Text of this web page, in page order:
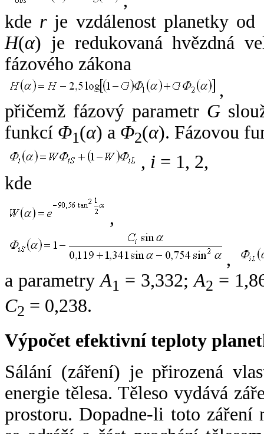
kde rje vzdálenost planetky od
H(α) je redukovaná hvězdná
fázového zákona
,
přičemž fázový parametr G
funkcí Φ1(α) a Φ2(α). Fázovou
, i = 1, 2,
kde
,
,
a parametryA1 = 3,332;A2 =
C2 = 0,238.
Výpočet efektivní teploty
Sálání (záření) je přirozená
energie tělesa. Těleso vydává
prostoru. Dopadne-li toto záření